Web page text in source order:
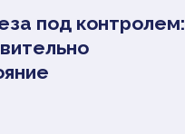
под контролем: